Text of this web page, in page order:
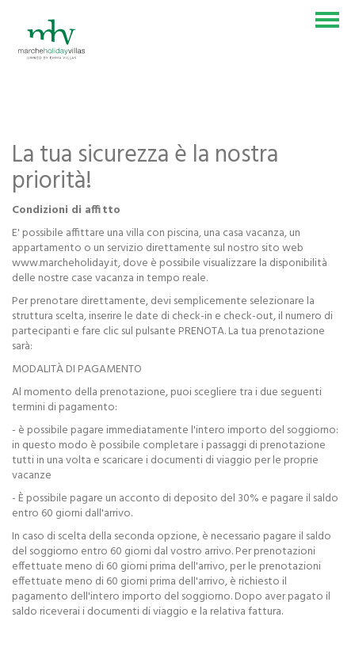
BLOG
CONTATTACI
SEI UN PROPRIETARIO?
IT EN DE NL
La tua sicurezza è la nostra
priorità!
Condizioni di affitto
E' possibile affittare una villa con piscina, una casa vacanza, un
appartamento o un servizio direttamente sul nostro sito web
www.marcheholiday.it, dove è possibile visualizzare la disponibilità
delle nostre case vacanza in tempo reale.
Per prenotare direttamente, devi semplicemente selezionare la
struttura scelta, inserire le date di check-in e check-out, il numero di
partecipanti e fare clic sul pulsante PRENOTA. La tua prenotazione
sarà:
MODALITÀ DI PAGAMENTO
Al momento della prenotazione, puoi scegliere tra i due seguenti
termini di pagamento:
- è possibile pagare immediatamente l'intero importo del soggiorno:
in questo modo è possibile completare i passaggi di prenotazione
tutti in una volta e scaricare i documenti di viaggio per le proprie
vacanze
- È possibile pagare un acconto di deposito del 30% e pagare il saldo
entro 60 giorni dall'arrivo.
In caso di scelta della seconda opzione, è necessario pagare il saldo
del soggiorno entro 60 giorni dal vostro arrivo. Per prenotazioni
effettuate meno di 60 giorni prima dell'arrivo, per le prenotazioni
effettuate meno di 60 giorni prima dell'arrivo, è richiesto il
pagamento dell'intero importo del soggiorno. Dopo aver pagato il
saldo riceverai i documenti di viaggio e la relativa fattura.